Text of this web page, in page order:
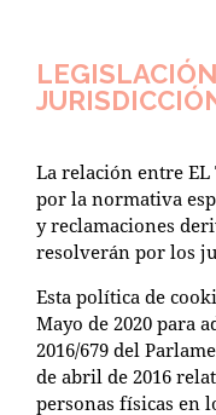
La relación entre EL
por la normativa
y reclamaciones
resolverán por los
Esta política de
Mayo de 2020 para
2016/679 del
de abril de 2016
personas físicas en